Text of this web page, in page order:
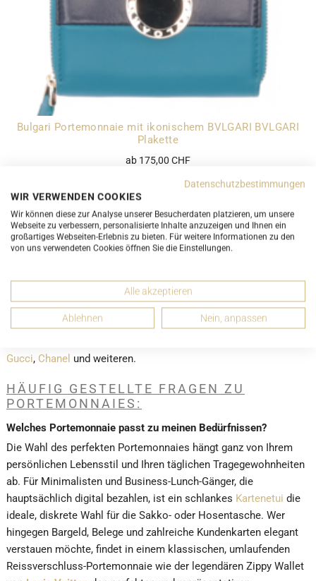
Bulgari Portemonnaie mit ikonischem BVLGARI BVLGARI
Plakette
ab 175,00 CHF
Portemonnaies
Sind Sie auf der Suche nach einem passenden Portemonnaie?
Wir haben eine breite Auswahl an Portemonnaies verschiedener
unserem Sortiment. In unserer schönen Auswahl an luxuriösen
Portemonnaies entspricht bestimmt auch eines Ihren
Bedürfnissen. Unsere Portemonnaies stammen von führenden
Gucci, Chanel und weiteren.
HÄUFIG GESTELLTE FRAGEN ZU
PORTEMONNAIES:
Welches Portemonnaie passt zu meinen Bedürfnissen?
Die Wahl des perfekten Portemonnaies hängt ganz von Ihrem
persönlichen Lebensstil und Ihren täglichen Tragegewohnheiten
ab. Für Minimalisten und Business-Lunch-Gänger, die
hauptsächlich digital bezahlen, ist ein schlankes Kartenetui die
ideale, diskrete Wahl für die Sakko- oder Hosentasche. Wer
hingegen Bargeld, Belege und zahlreiche Kundenkarten elegant
verstauen möchte, findet in einem klassischen, umlaufenden
Reissverschluss-Portemonnaie wie der legendären Zippy Wallet
Datenschutzbestimmungen
WIR VERWENDEN COOKIES
Wir können diese zur Analyse unserer Besucherdaten platzieren, um unsere
Webseite zu verbessern, personalisierte Inhalte anzuzeigen und Ihnen ein
großartiges Webseiten-Erlebnis zu bieten. Für weitere Informationen zu den
von uns verwendeten Cookies öffnen Sie die Einstellungen.
Alle akzeptieren
Ablehnen Nein, anpassen